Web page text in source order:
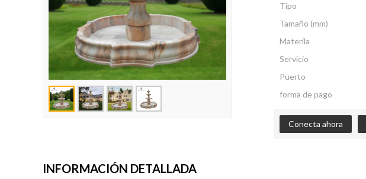
Tipo
Tamaño (mm)
Materila
Servicio
Puerto
forma de pago
Conecta ahora
INFORMACIÓN DETALLADA